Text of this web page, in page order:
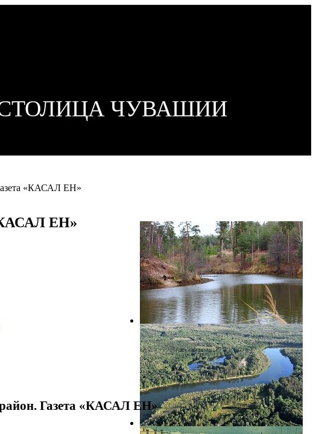
ЧУВАШИИ
«КАСАЛ ЕН»
ЕН»
Газета «КАСАЛ ЕН»